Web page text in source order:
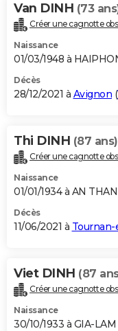
Van DINH (73
Créer une cagnotte
Naissance
01/03/1948 à
Décès
28/12/2021 à Avignon (
Thi DINH (87 ans)
Créer une cagnotte
Naissance
01/01/1934 à AN
Décès
11/06/2021 à
Viet DINH (87
Créer une cagnotte
Naissance
30/10/1933 à GIA-